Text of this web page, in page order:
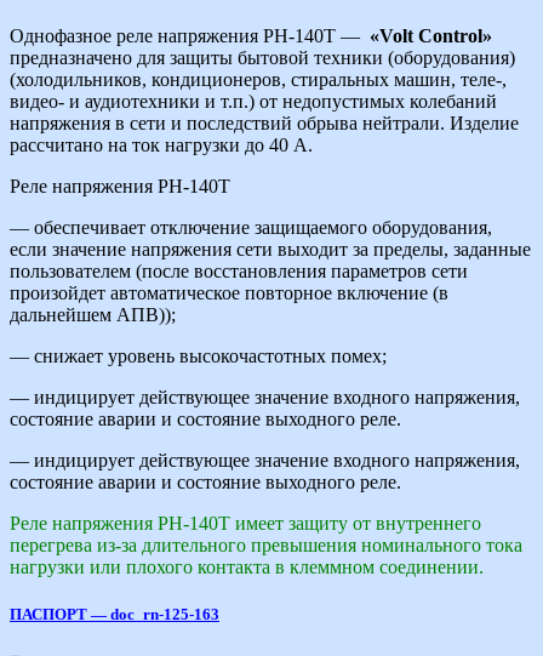
Однофазное реле напряжения РН-140Т — «Volt Control»
предназначено для защиты бытовой техники (оборудования)
(холодильников, кондиционеров, стиральных машин, теле-,
видео- и аудиотехники и т.п.) от недопустимых колебаний
напряжения в сети и последствий обрыва нейтрали. Изделие
рассчитано на ток нагрузки до 40 А.
Реле напряжения РН-140Т
— обеспечивает отключение защищаемого оборудования,
если значение напряжения сети выходит за пределы, заданные
пользователем (после восстановления параметров сети
произойдет автоматическое повторное включение (в
дальнейшем АПВ));
— снижает уровень высокочастотных помех;
— индицирует действующее значение входного напряжения,
состояние аварии и состояние выходного реле.
— индицирует действующее значение входного напряжения,
состояние аварии и состояние выходного реле.
Реле напряжения РН-140Т имеет защиту от внутреннего
перегрева из-за длительного превышения номинального тока
нагрузки или плохого контакта в клеммном соединении.
ПАСПОРТ — doc_rn-125-163